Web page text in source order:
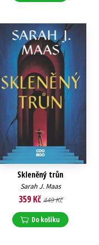
Skleněný trůn
Sarah J. Maas
359 Kč 449 Kč
Do košíku